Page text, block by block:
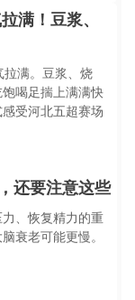
满！豆浆、
满。豆浆、烧
喝足揣上满满快
受河北五超赛场
还要注意这些
、恢复精力的重
衰老可能更慢。